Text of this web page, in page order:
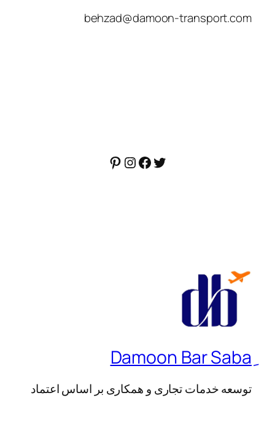
behzad@damoon-transport.com
توییترفیس‌بوک
اینستاگرم
پینترست
توسعه خدمات تجاری و همکاری بر اساس اعتماد